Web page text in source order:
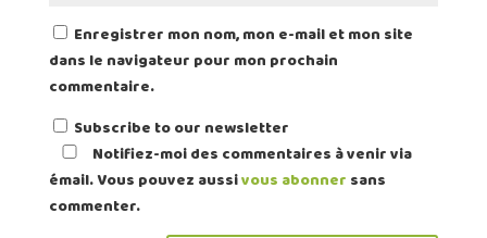
Enregistrer mon nom, mon e-mail et mon site
dans le navigateur pour mon prochain
commentaire.
Subscribe to our newsletter
Notifiez-moi des commentaires à venir via
émail. Vous pouvez aussivous abonner sans
commenter.